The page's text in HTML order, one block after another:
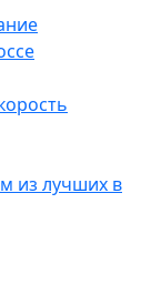
из лучших в